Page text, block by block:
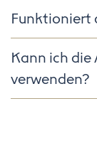
Funktioniert
Kann ich die
verwenden?